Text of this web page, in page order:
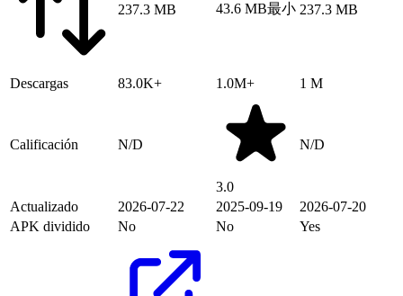
237.3 MB 43.6 MB最小 237.3 MB
Descargas 83.0K+ 1.0M+ 1 M
Calificación N/D
3.0
N/D
Actualizado 2026-07-22 2025-09-19
2026-07-20
APK dividido
No No Yes